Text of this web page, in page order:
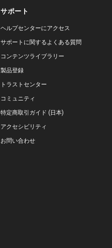
サポート
ヘルプセンターにアクセス
サポートに関するよくある質問
コンテンツライブラリー
製品登録
トラストセンター
コミュニティ
特定商取引ガイド (日本)
アクセシビリティ
お問い合わせ